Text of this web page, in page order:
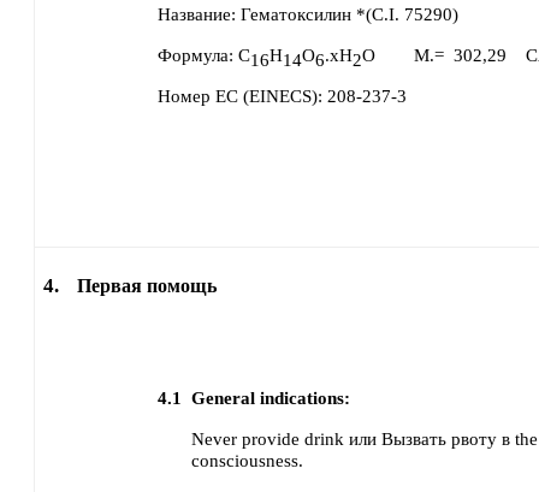
Название: Гематоксилин *(C.I. 75290)
Формула: C16H14O6.xH2O M.= 302,29
Номер ЕС (EINECS): 208-237-3
4. Первая помощь
4.1 General indications:
Never provide drink или Вызвать рвоту в
consciousness.